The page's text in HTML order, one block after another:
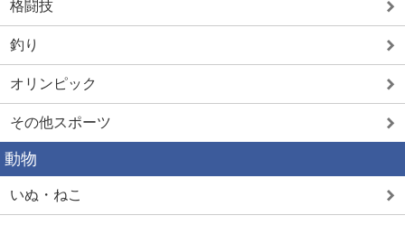
格闘技
釣り
オリンピック
その他スポーツ
動物
いぬ・ねこ